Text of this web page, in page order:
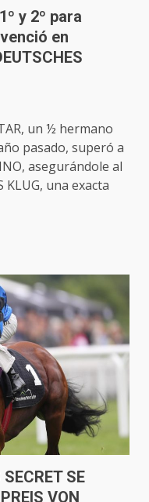
y 2º para
en
un ½ hermano
pasado, superó a
asegurándole al
una exacta
SE
VON